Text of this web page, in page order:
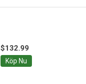
$132.99
Köp Nu